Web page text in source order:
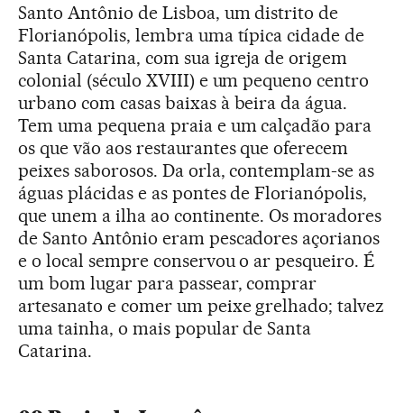
Santo Antônio de Lisboa, um distrito de
Florianópolis, lembra uma típica cidade de
Santa Catarina, com sua igreja de origem
colonial (século XVIII) e um pequeno centro
urbano com casas baixas à beira da água.
Tem uma pequena praia e um calçadão para
os que vão aos restaurantes que oferecem
peixes saborosos. Da orla, contemplam-se as
águas plácidas e as pontes de Florianópolis,
que unem a ilha ao continente. Os moradores
de Santo Antônio eram pescadores açorianos
e o local sempre conservou o ar pesqueiro. É
um bom lugar para passear, comprar
artesanato e comer um peixe grelhado; talvez
uma tainha, o mais popular de Santa
Catarina.